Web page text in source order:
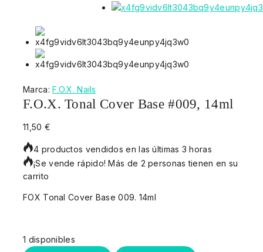
Marca:F.O.X. Nails
F.O.X. Tonal Cover Base #009, 14ml
11,50 €
4 productos vendidos en las últimas 3 horas
¡Se vende rápido! Más de 2 personas tienen en su
carrito
FOX Tonal Cover Base 009. 14ml
1 disponibles